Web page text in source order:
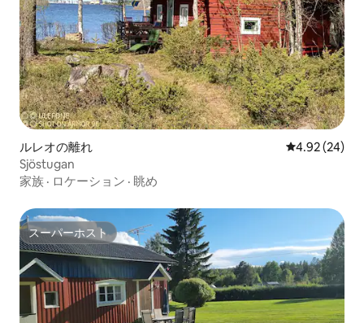
ルレオの離れ レビュー24
4.92 (24)
Sjöstugan
家族 · ロケーション · 眺め
スーパーホスト
スーパーホスト